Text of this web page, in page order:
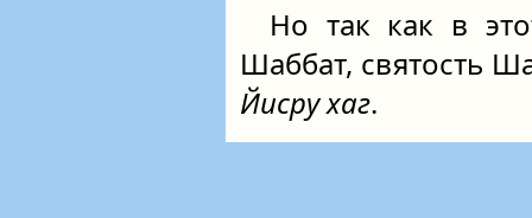
Но так как в
Шаббат, святость
Йисру хаг.